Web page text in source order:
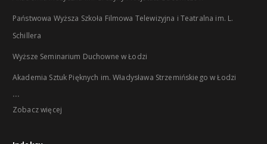
Państwowa Wyższa Szkoła Filmowa Telewizyjna i Teatralna im. L.
Schillera
Wyższe Seminarium Duchowne w Łodzi
Akademia Sztuk Pięknych im. Władysława Strzemińskiego w Łodzi
...
Zobacz więcej